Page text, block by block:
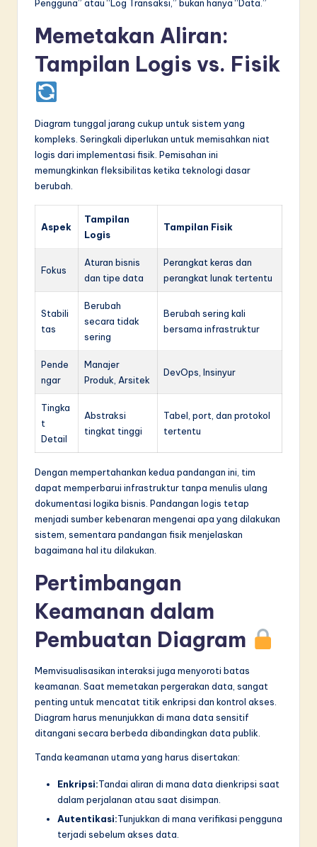
Pengguna” atau “Log Transaksi,” bukan hanya “Data.”
Memetakan Aliran:
Tampilan Logis vs. Fisik
Diagram tunggal jarang cukup untuk sistem yang
kompleks. Seringkali diperlukan untuk memisahkan niat
logis dari implementasi fisik. Pemisahan ini
memungkinkan fleksibilitas ketika teknologi dasar
berubah.
Aspek
Tampilan
Logis
Tampilan Fisik
Fokus
Aturan bisnis
dan tipe data
Perangkat keras dan
perangkat lunak tertentu
Stabili
tas
Berubah
secara tidak
sering
Berubah sering kali
bersama infrastruktur
Pende
ngar
Manajer
Produk, Arsitek
DevOps, Insinyur
Tingka
t
Detail
Abstraksi
tingkat tinggi
Tabel, port, dan protokol
tertentu
Dengan mempertahankan kedua pandangan ini, tim
dapat memperbarui infrastruktur tanpa menulis ulang
dokumentasi logika bisnis. Pandangan logis tetap
menjadi sumber kebenaran mengenai apa yang dilakukan
sistem, sementara pandangan fisik menjelaskan
bagaimana hal itu dilakukan.
Pertimbangan
Keamanan dalam
Pembuatan Diagram
Memvisualisasikan interaksi juga menyoroti batas
keamanan. Saat memetakan pergerakan data, sangat
penting untuk mencatat titik enkripsi dan kontrol akses.
Diagram harus menunjukkan di mana data sensitif
ditangani secara berbeda dibandingkan data publik.
Tanda keamanan utama yang harus disertakan:
Enkripsi:Tandai aliran di mana data dienkripsi saat
dalam perjalanan atau saat disimpan.
Autentikasi:Tunjukkan di mana verifikasi pengguna
terjadi sebelum akses data.